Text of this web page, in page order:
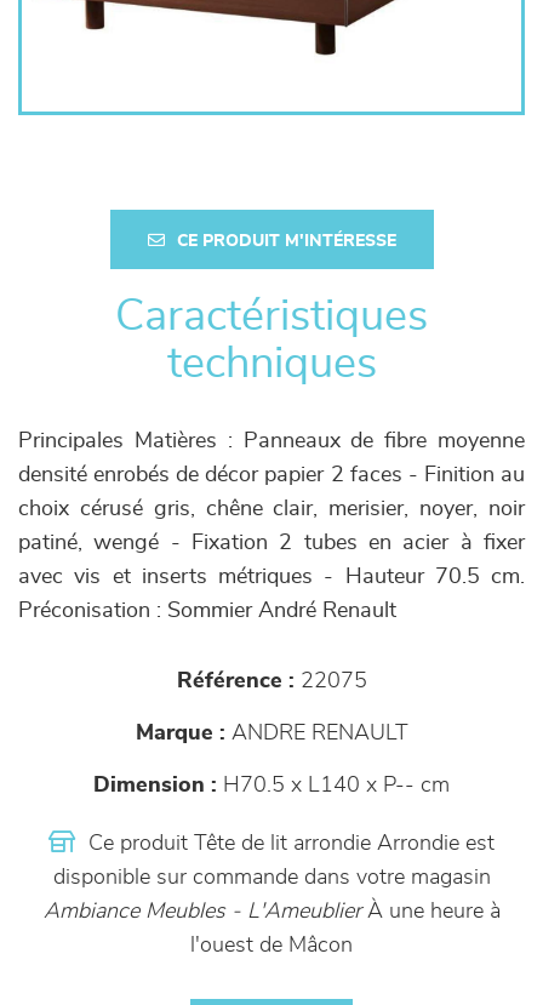
CE PRODUIT M'INTÉRESSE
Caractéristiques
techniques
Principales Matières : Panneaux de fibre moyenne
densité enrobés de décor papier 2 faces - Finition au
choix cérusé gris, chêne clair, merisier, noyer, noir
patiné, wengé - Fixation 2 tubes en acier à fixer
avec vis et inserts métriques - Hauteur 70.5 cm.
Préconisation : Sommier André Renault
Référence : 22075
Marque : ANDRE RENAULT
Dimension : H70.5 x L140 x P-- cm
Ce produit Tête de lit arrondie Arrondie est
disponible sur commande dans votre magasin
Ambiance Meubles - L'AmeublierÀ une heure à
l'ouest de Mâcon